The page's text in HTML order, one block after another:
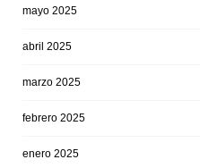
mayo 2025
abril 2025
marzo 2025
febrero 2025
enero 2025